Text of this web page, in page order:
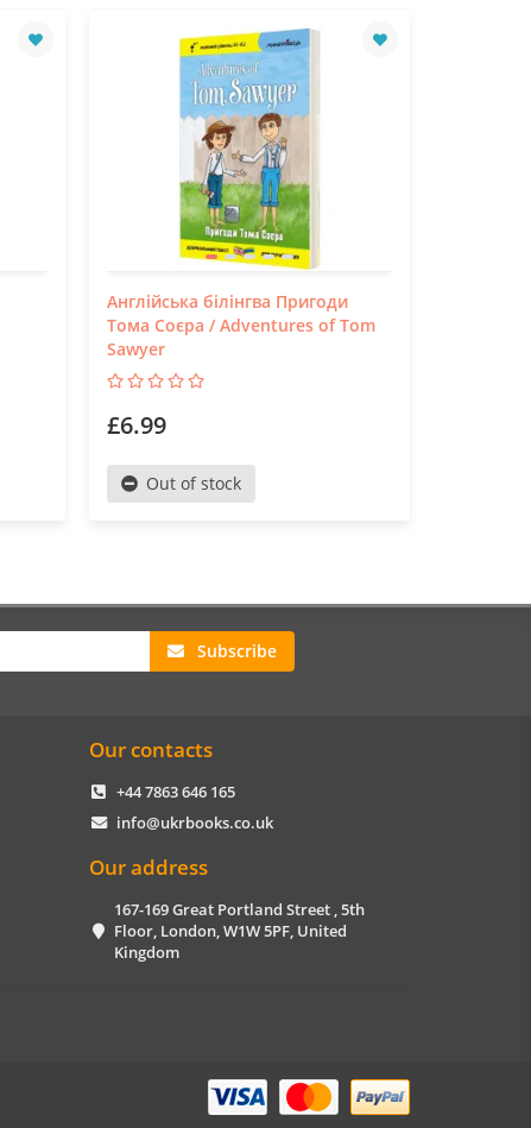
Англійська білінгва Пригоди
Тома Соєра / Adventures of Tom
Sawyer
£6.99
Out of stock
Subscribe
Our contacts
+44 7863 646 165
info@ukrbooks.co.uk
Our address
167-169 Great Portland Street , 5th
Floor, London, W1W 5PF, United
Kingdom